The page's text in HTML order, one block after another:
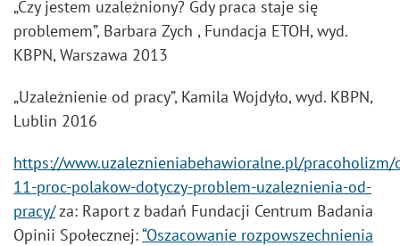
„Czy jestem uzależniony? Gdy praca staje się
problemem”, Barbara Zych , Fundacja ETOH, wyd.
KBPN, Warszawa 2013
„Uzależnienie od pracy”, Kamila Wojdyło, wyd. KBPN,
Lublin 2016
https://www.uzaleznieniabehawioralne.pl/
11-proc-polakow-dotyczy-problem-uzaleznienia-od-
pracy/za: Raport z badań Fundacji Centrum Badania
Opinii Społecznej:“Oszacowanie rozpowszechnienia